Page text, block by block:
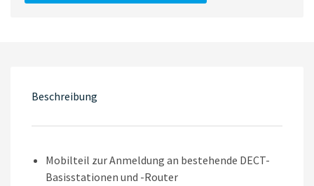
Menge
Beschreibung
Mobilteil zur Anmeldung an bestehende DECT-
Basisstationen und -Router